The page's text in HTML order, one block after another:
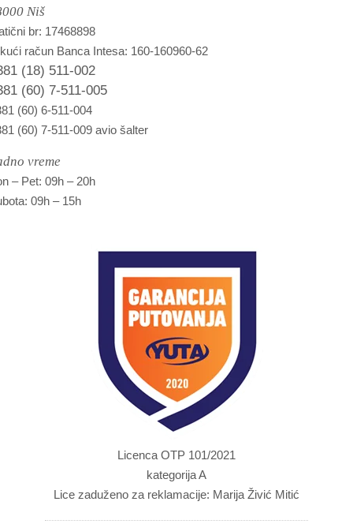
Niš
br: 17468898
račun Banca Intesa: 160-160960-62
(18) 511-002
(60) 7-511-005
(60) 6-511-004
(60) 7-511-009 avio šalter
vreme
– Pet: 09h – 20h
09h – 15h
Licenca OTP 101/2021
kategorija A
Lice zaduženo za reklamacije: Marija Živić Mitić